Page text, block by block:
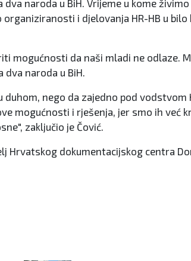
naroda u BiH. Vrijeme u kome
i djelovanja HR-HB u bilo
mogućnosti da naši mladi ne odlaze.
naroda u BiH.
nego da zajedno pod vodstvom
mogućnosti i rješenja, jer smo ih već
zaključio je Čović.
Hrvatskog dokumentacijskog centra